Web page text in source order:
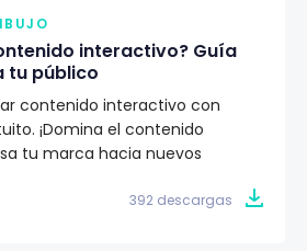
interactivo? Guía
tu público
contenido interactivo con
¡Domina el contenido
tu marca hacia nuevos
392 descargas